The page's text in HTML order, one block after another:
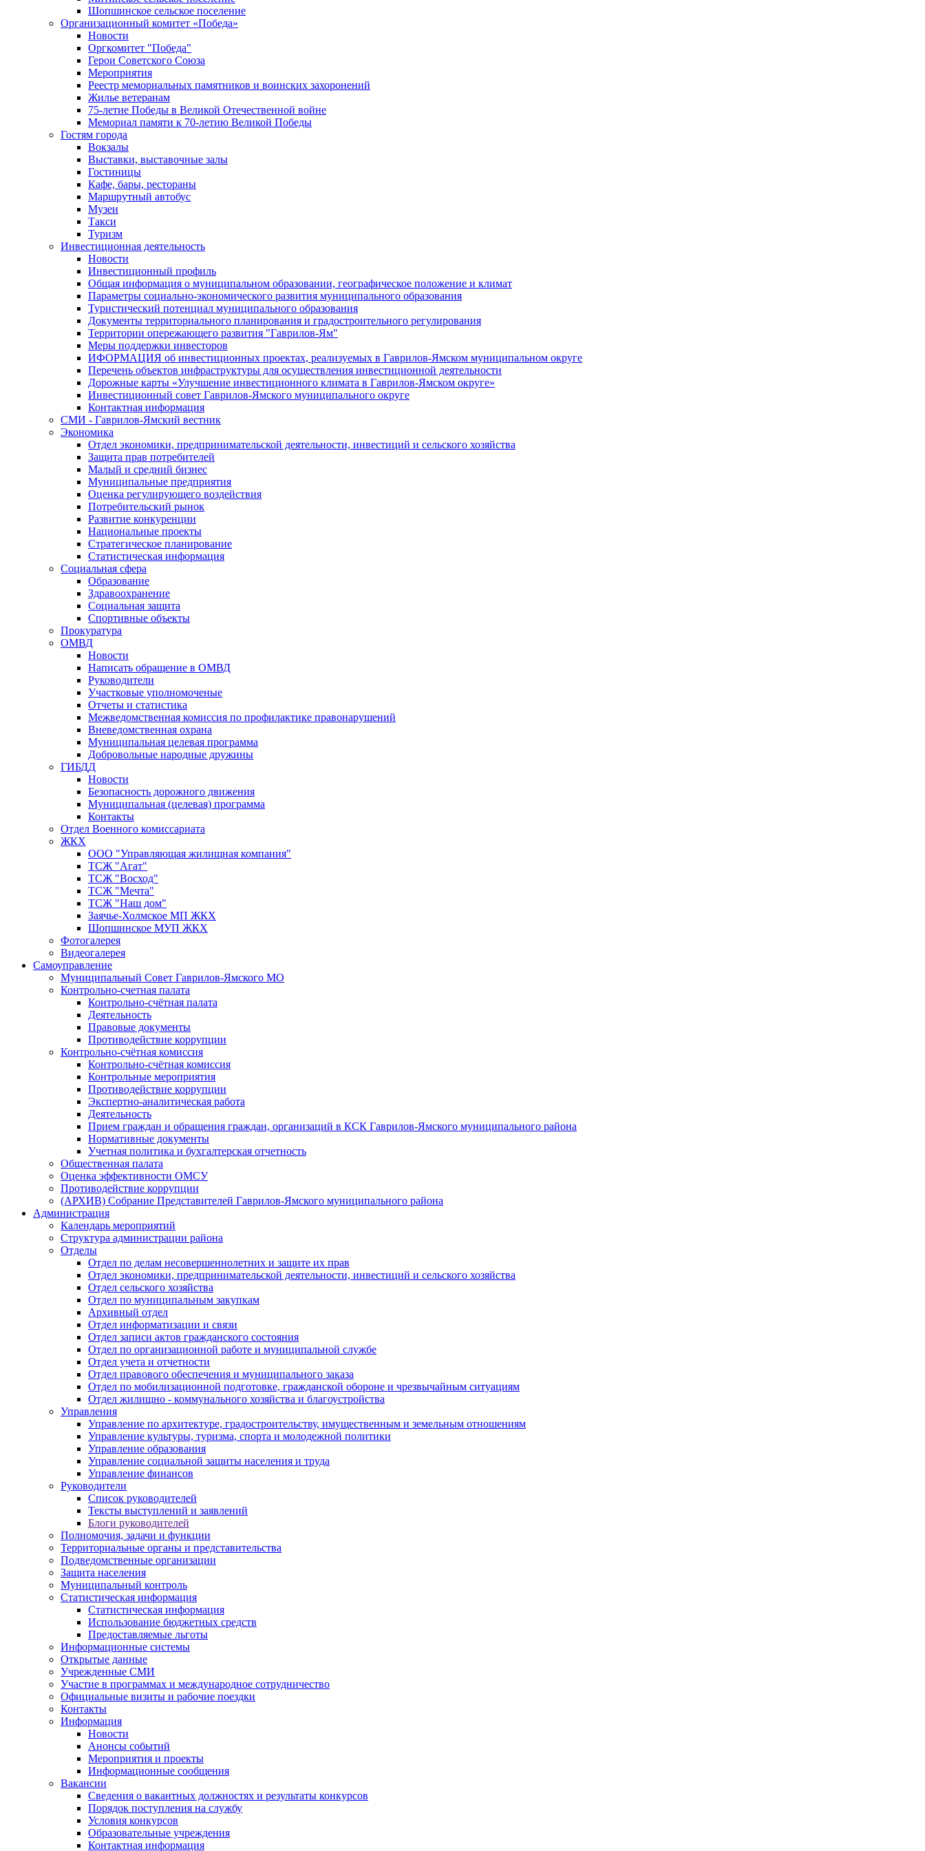
Шопшинское сельское поселение
Организационный комитет «Победа»
Новости
Оргкомитет "Победа"
Герои Советского Союза
Мероприятия
Реестр мемориальных памятников и воинских захоронений
Жилье ветеранам
75-летие Победы в Великой Отечественной войне
Мемориал памяти к 70-летию Великой Победы
Гостям города
Вокзалы
Выставки, выставочные залы
Гостиницы
Кафе, бары, рестораны
Маршрутный автобус
Музеи
Такси
Туризм
Инвестиционная деятельность
Новости
Инвестиционный профиль
Общая информация о муниципальном образовании, географическое положение и климат
Параметры социально-экономического развития муниципального образования
Туристический потенциал муниципального образования
Документы территориального планирования и градостроительного регулирования
Территории опережающего развития "Гаврилов-Ям"
Меры поддержки инвесторов
ИФОРМАЦИЯ об инвестиционных проектах, реализуемых в Гаврилов-Ямском муниципальном округе
Перечень объектов инфраструктуры для осуществления инвестиционной деятельности
Дорожные карты «Улучшение инвестиционного климата в Гаврилов-Ямском округе»
Инвестиционный совет Гаврилов-Ямского муниципального округе
Контактная информация
СМИ - Гаврилов-Ямский вестник
Экономика
Отдел экономики, предпринимательской деятельности, инвестиций и сельского хозяйства
Защита прав потребителей
Малый и средний бизнес
Муниципальные предприятия
Оценка регулирующего воздействия
Потребительский рынок
Развитие конкуренции
Национальные проекты
Стратегическое планирование
Статистическая информация
Социальная сфера
Образование
Здравоохранение
Социальная защита
Спортивные объекты
Прокуратура
ОМВД
Новости
Написать обращение в ОМВД
Руководители
Участковые уполномоченые
Отчеты и статистика
Межведомственная комиссия по профилактике правонарушений
Вневедомственная охрана
Муниципальная целевая программа
Добровольные народные дружины
ГИБДД
Новости
Безопасность дорожного движения
Муниципальная (целевая) программа
Контакты
Отдел Военного комиссариата
ЖКХ
ООО "Управляющая жилищная компания"
ТСЖ "Агат"
ТСЖ "Восход"
ТСЖ "Мечта"
ТСЖ "Наш дом"
Заячье-Холмское МП ЖКХ
Шопшинское МУП ЖКХ
Фотогалерея
Видеогалерея
Самоуправление
Муниципальный Совет Гаврилов-Ямского МО
Контрольно-счетная палата
Контрольно-счётная палата
Деятельность
Правовые документы
Противодействие коррупции
Контрольно-счётная комиссия
Контрольно-счётная комиссия
Контрольные мероприятия
Противодействие коррупции
Экспертно-аналитическая работа
Деятельность
Прием граждан и обращения граждан, организаций в КСК Гаврилов-Ямского муниципального района
Нормативные документы
Учетная политика и бухгалтерская отчетность
Общественная палата
Оценка эффективности ОМСУ
Противодействие коррупции
(АРХИВ) Собрание Представителей Гаврилов-Ямского муниципального района
Администрация
Календарь мероприятий
Структура администрации района
Отделы
Отдел по делам несовершеннолетних и защите их прав
Отдел экономики, предпринимательской деятельности, инвестиций и сельского хозяйства
Отдел сельского хозяйства
Отдел по муниципальным закупкам
Архивный отдел
Отдел информатизации и связи
Отдел записи актов гражданского состояния
Отдел по организационной работе и муниципальной службе
Отдел учета и отчетности
Отдел правового обеспечения и муниципального заказа
Отдел по мобилизационной подготовке, гражданской обороне и чрезвычайным ситуациям
Отдел жилищно - коммунального хозяйства и благоустройства
Управления
Управление по архитектуре, градостроительству, имущественным и земельным отношениям
Управление культуры, туризма, спорта и молодежной политики
Управление образования
Управление социальной защиты населения и труда
Управление финансов
Руководители
Список руководителей
Тексты выступлений и заявлений
Блоги руководителей
Полномочия, задачи и функции
Территориальные органы и представительства
Подведомственные организации
Защита населения
Муниципальный контроль
Статистическая информация
Статистическая информация
Использование бюджетных средств
Предоставляемые льготы
Информационные системы
Открытые данные
Учрежденные СМИ
Участие в программах и международное сотрудничество
Официальные визиты и рабочие поездки
Контакты
Информация
Новости
Анонсы событий
Мероприятия и проекты
Информационные сообщения
Вакансии
Сведения о вакантных должностях и результаты конкурсов
Порядок поступления на службу
Условия конкурсов
Образовательные учреждения
Контактная информация